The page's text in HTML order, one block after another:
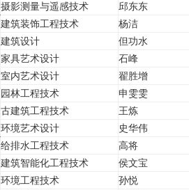
摄影测量与遥感技术
邱东东
建筑装饰工程技术 杨洁
建筑设计
但功水
家具艺术设计
石峰
室内艺术设计
翟胜增
园林工程技术
申雯雯
古建筑工程技术
王炼
环境艺术设计
史华伟
给排水工程技术 高将
建筑智能化工程技术
侯文宝
环境工程技术
孙悦